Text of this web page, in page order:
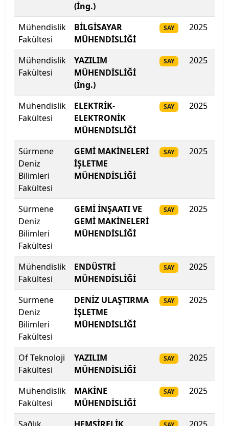
Bitlis Eren Üniversitesi
Boğaziçi Üniversitesi
Bolu Abant İzzet Baysal Üniversitesi
Burdur Mehmet Akif Ersoy Üniversitesi
Bursa Teknik Üniversitesi
Bursa Uludağ Üniversitesi
Çağ Üniversitesi
Çanakkale Onsekiz Mart Üniversitesi
Çankaya Üniversitesi
Çankırı Karatekin Üniversitesi
Çukurova Üniversitesi
Demiroğlu Bilim Üniversitesi
Dicle Üniversitesi
Doğu Akdeniz Üniversitesi
Doğuş Üniversitesi
Dokuz Eylül Üniversitesi
Düzce Üniversitesi
(İng.)
Mühendislik
Fakültesi
BİLGİSAYAR
MÜHENDİSLİĞİ
SAY 2025
Mühendislik
Fakültesi
YAZILIM
MÜHENDİSLİĞİ
(İng.)
SAY 2025
Mühendislik
Fakültesi
ELEKTRİK-
ELEKTRONİK
MÜHENDİSLİĞİ
SAY 2025
Sürmene
Deniz
Bilimleri
Fakültesi
GEMİ MAKİNELERİ
İŞLETME
MÜHENDİSLİĞİ
SAY 2025
Sürmene
Deniz
Bilimleri
Fakültesi
GEMİ İNŞAATI VE
GEMİ MAKİNELERİ
MÜHENDİSLİĞİ
SAY 2025
Mühendislik
Fakültesi
ENDÜSTRİ
MÜHENDİSLİĞİ
SAY 2025
Sürmene
Deniz
Bilimleri
Fakültesi
DENİZ ULAŞTIRMA
İŞLETME
MÜHENDİSLİĞİ
SAY 2025
Of Teknoloji
Fakültesi
YAZILIM
MÜHENDİSLİĞİ
SAY 2025
Mühendislik
Fakültesi
MAKİNE
MÜHENDİSLİĞİ
SAY 2025